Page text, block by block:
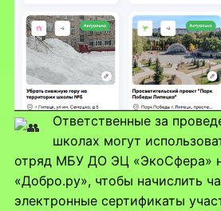
Ответственные за
школах могут
отряд МБУ ДО ЭЦ «ЭкоСфера»
«Добро.ру», чтобы начислить
электронные сертификаты